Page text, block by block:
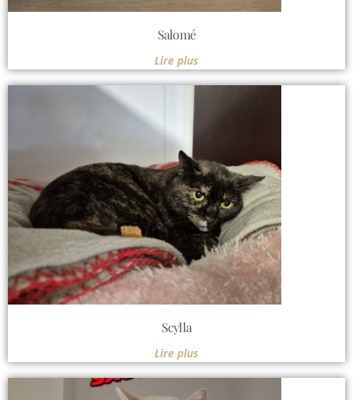
Salomé
Lire plus
Scylla
Lire plus